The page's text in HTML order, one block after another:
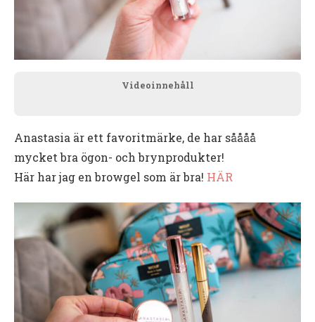
Videoinnehåll
Anastasia är ett favoritmärke, de har såååå
mycket bra ögon- och brynprodukter!
Här har jag en browgel som är bra! HÄR